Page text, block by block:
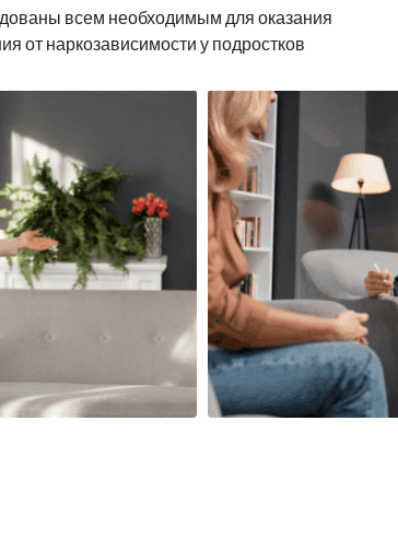
всем необходимым для оказания
от наркозависимости у подростков